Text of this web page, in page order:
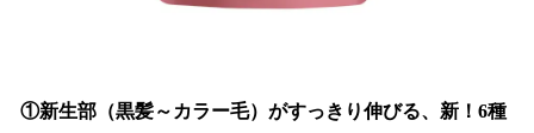
①新生部（黒髪～カラー毛）がすっきり伸びる、新！6種